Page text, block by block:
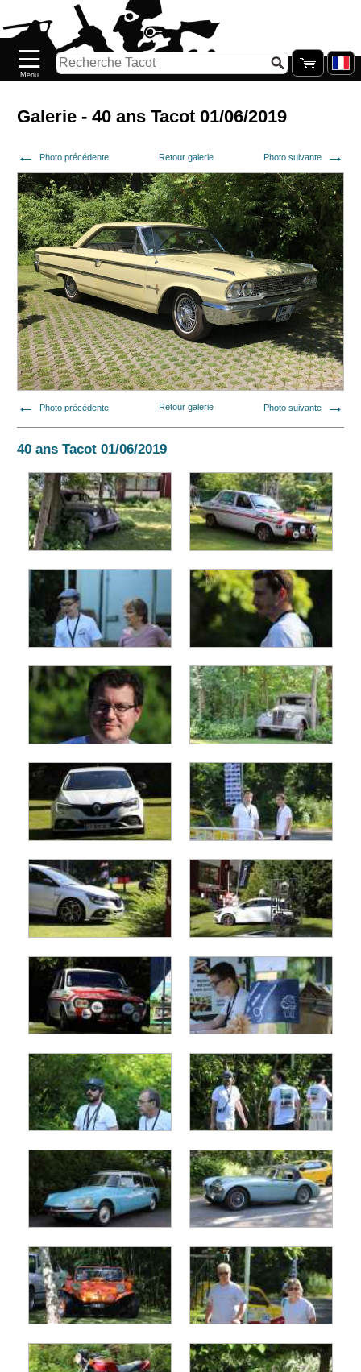
Galerie - 40 ans Tacot 01/06/2019
Photo précédente Retour galerie Photo suivante
Photo précédente Retour galerie Photo suivante
40 ans Tacot 01/06/2019
Nouveautés
Catalogue/Stock
PETITS
PRIX
Réassort
Seconde
main
Galerie